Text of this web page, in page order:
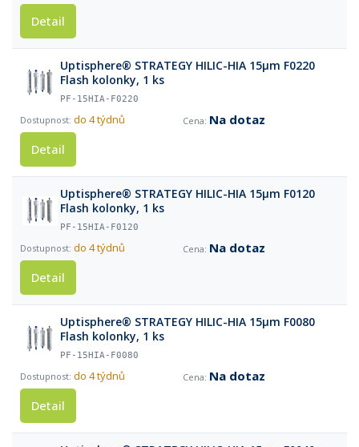
Detail
Uptisphere® STRATEGY HILIC-HIA 15µm F0220
Flash kolonky, 1 ks
PF-15HIA-F0220
do 4 týdnů
Na dotaz
Detail
Uptisphere® STRATEGY HILIC-HIA 15µm F0120
Flash kolonky, 1 ks
PF-15HIA-F0120
do 4 týdnů
Na dotaz
Detail
Uptisphere® STRATEGY HILIC-HIA 15µm F0080
Flash kolonky, 1 ks
PF-15HIA-F0080
do 4 týdnů
Na dotaz
Detail